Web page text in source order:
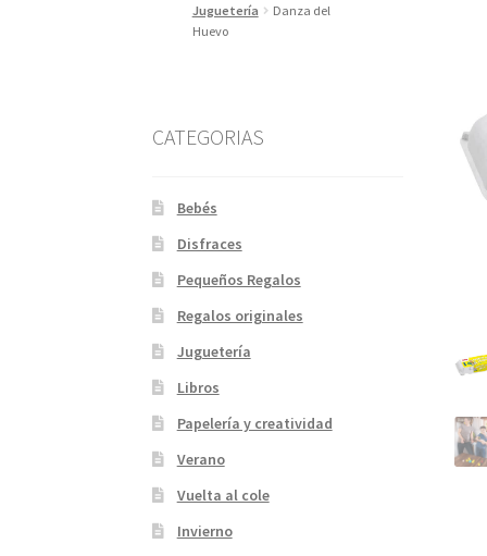
Juguetería
Danza del
Huevo
CATEGORIAS
Bebés
Disfraces
Pequeños Regalos
Regalos originales
Juguetería
Libros
Papelería y creatividad
Verano
Vuelta al cole
Invierno